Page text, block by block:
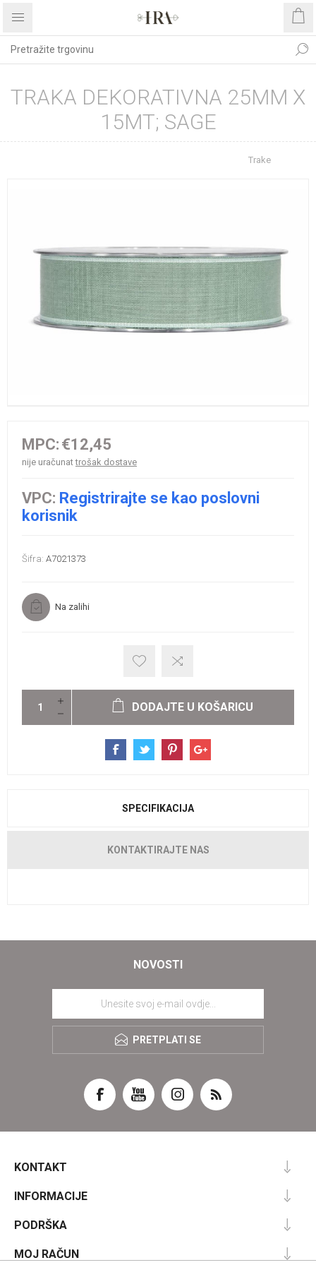
TRAKA DEKORATIVNA 25MM X
15MT; SAGE
Trake
MPC: €12,45
nije uračunattrošak dostave
VPC: Registrirajte se kao poslovni
korisnik
Šifra: A7021373
Na zalihi
DODAJTE U KOŠARICU
SPECIFIKACIJA
KONTAKTIRAJTE NAS
NOVOSTI
PRETPLATI SE
KONTAKT
INFORMACIJE
PODRŠKA
MOJ RAČUN